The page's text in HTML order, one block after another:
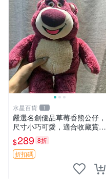
水星百貨 1
嚴選名創優品草莓香熊公仔，
尺寸小巧可愛，適合收藏賞玩
30cm 玩具 公仔 草莓熊
$289 8折
折扣碼